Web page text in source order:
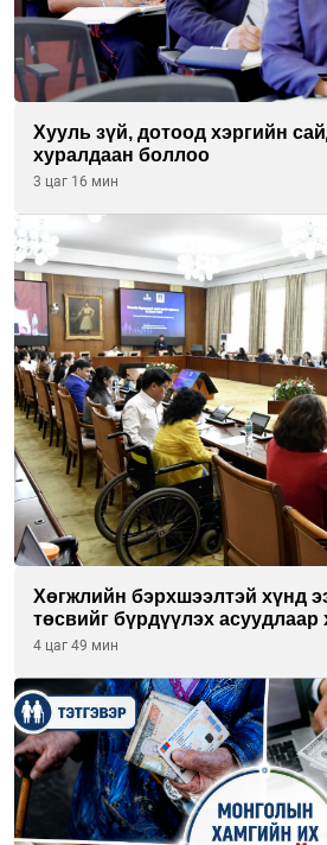
Хууль зүй, дотоод хэргийн
хуралдаан боллоо
3 цаг 16 мин
Хөгжлийн бэрхшээлтэй хүнд
төсвийг бүрдүүлэх асуудлаар
өрнүүлж байна
4 цаг 49 мин